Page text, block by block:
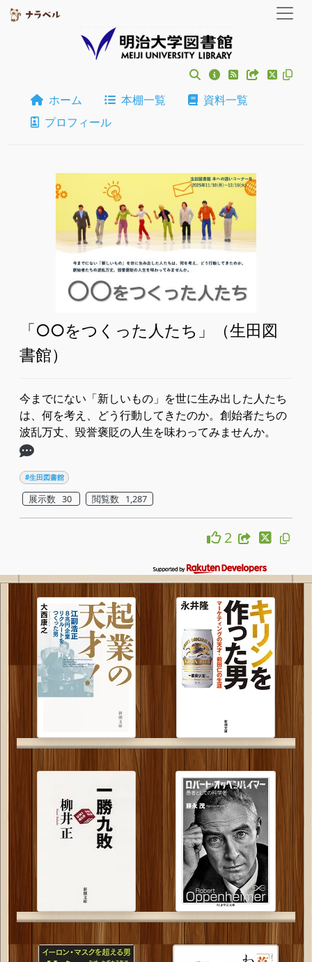
ホーム 本棚一覧
資料一覧
プロフィール
「○○をつくった人たち」（生田図
書館）
今までにない「新しいもの」を世に生み出した人たち
は、何を考え、どう行動してきたのか。創始者たちの
波乱万丈、毀誉褒貶の人生を味わってみませんか。
#生田図書館
展示数 30 閲覧数 1,287
2